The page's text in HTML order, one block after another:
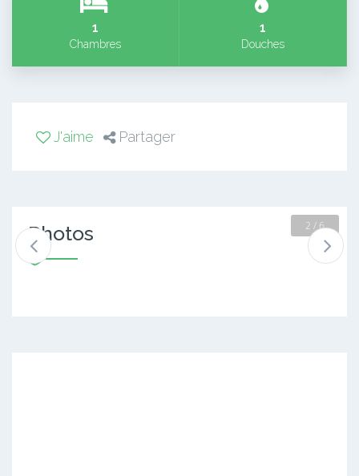
1
Chambres
1
Douches
J'aime Partager
Photos 2 / 6